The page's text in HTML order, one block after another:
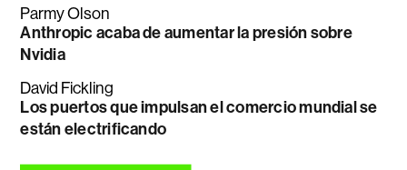
Parmy Olson
Anthropic acaba de aumentar la presión sobre
Nvidia
David Fickling
Los puertos que impulsan el comercio mundial se
están electrificando